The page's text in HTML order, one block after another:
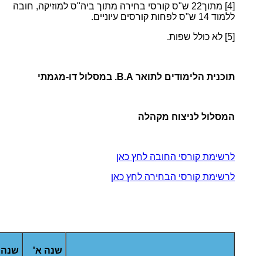
[4]
מתוך22
ש"ס קורסי בחירה מתוך ביה"ס למוזיקה, חובה
ללמוד 14 ש"ס לפחות קורסים עיוניים.
[5]
לא כולל שפות.
תוכנית הלימודים לתואר B.A. במסלול דו-מגמתי
המסלול לניצוח מקהלה
לרשימת קורסי החובה לחץ כאן
לרשימת קורסי הבחירה לחץ כאן
שנה א'